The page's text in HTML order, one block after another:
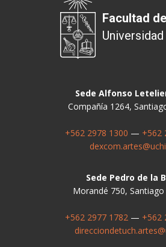
Facultad
Sede Alfonso
Compañía 1264,
+562 2978 1300 — +562
Sede Pedro de la
Morandé 750, Santiago
+562 2977 1782— +562